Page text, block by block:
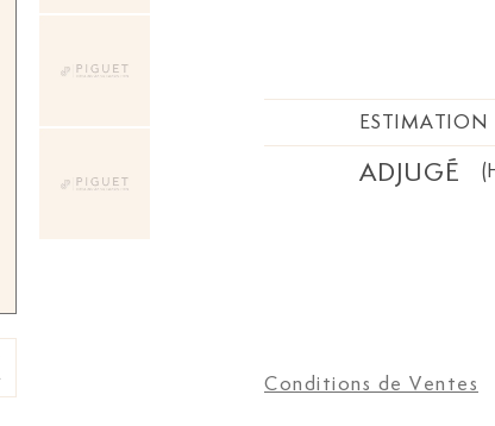
ESTIMATION
ADJUGÉ
Conditions de Ventes